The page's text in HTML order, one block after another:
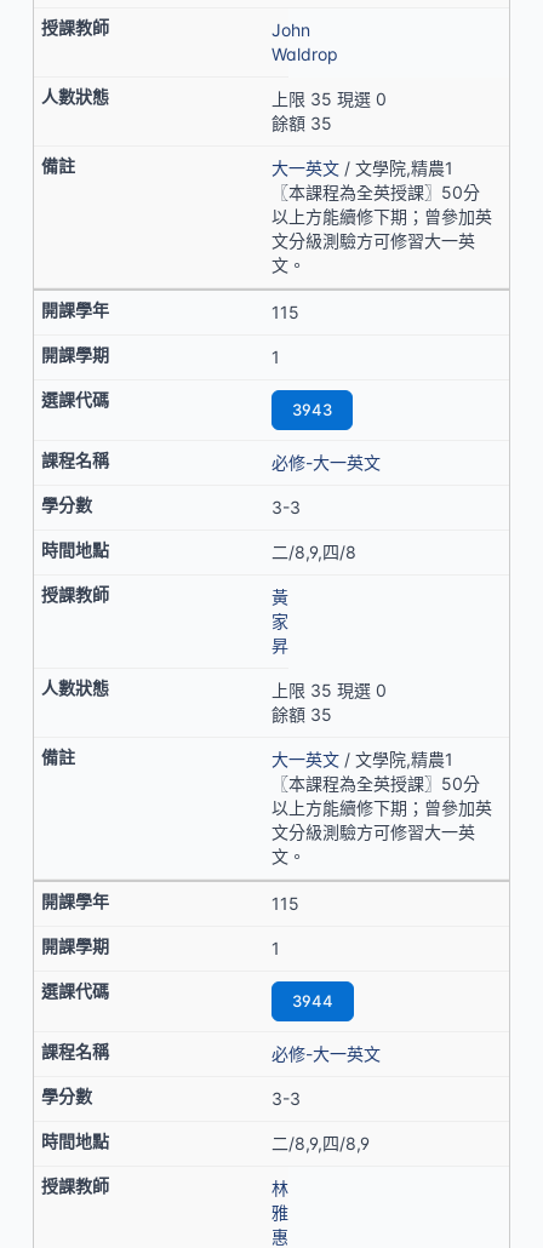
John
Waldrop
上限 35 現選 0
餘額 35
大一英文 / 文學院,精農1
〖本課程為全英授課〗50分
以上方能續修下期；曾參加英
文分級測驗方可修習大一英
文。
115
1
3943
必修-大一英文
3-3
二/8,9,四/8
黃
家
昇
上限 35 現選 0
餘額 35
大一英文 / 文學院,精農1
〖本課程為全英授課〗50分
以上方能續修下期；曾參加英
文分級測驗方可修習大一英
文。
115
1
3944
必修-大一英文
3-3
二/8,9,四/8,9
林
雅
惠